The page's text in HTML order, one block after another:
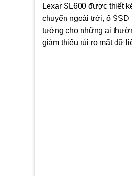
Lexar SL600 được thiết
chuyển ngoài trời, ổ
tưởng cho những ai
giảm thiểu rủi ro mất dữ